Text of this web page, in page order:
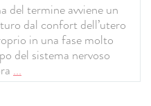
del termine avviene un
dal confort dell’utero
in una fase molto
del sistema nervoso
...